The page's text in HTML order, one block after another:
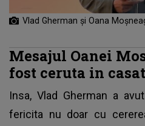
Vlad Gherman și Oana
Mesajul Oanei
fost ceruta in
Insa, Vlad Gherman a
fericita nu doar cu